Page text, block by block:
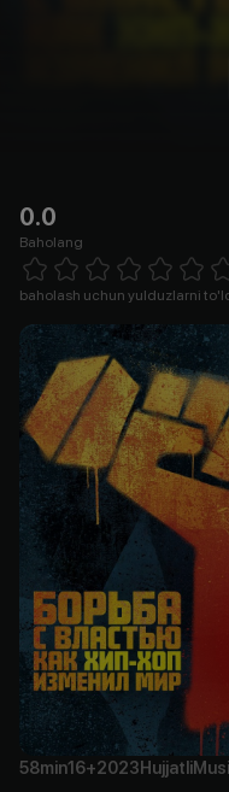
0.0
Baholang
1 Star 2 Stars 3 Stars 4 Stars5 Stars 6 Stars7
baholash uchun yulduzlarni
58min16+2023 Hujjatli